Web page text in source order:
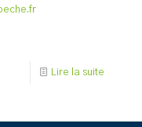
Lire la suite